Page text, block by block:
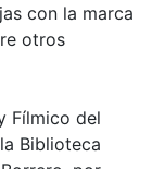
con la marca
otros
Fílmico del
Biblioteca